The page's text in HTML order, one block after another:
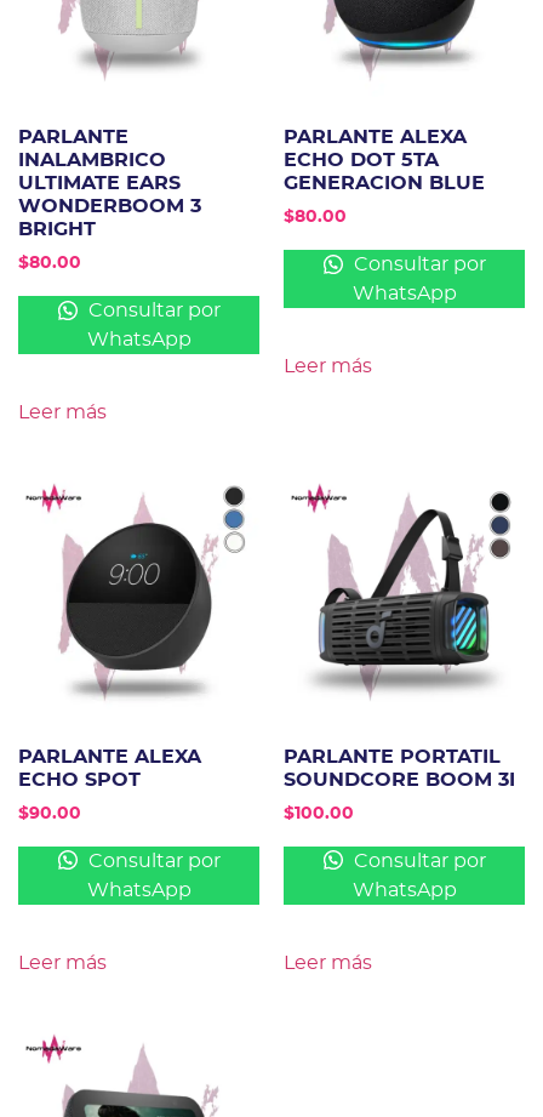
PARLANTE
INALAMBRICO
ULTIMATE EARS
WONDERBOOM 3
BRIGHT
$80.00
Consultar por
WhatsApp
Leer más
PARLANTE ALEXA
ECHO DOT 5TA
GENERACION BLUE
$80.00
Consultar por
WhatsApp
Leer más
PARLANTE ALEXA
ECHO SPOT
$90.00
Consultar por
WhatsApp
Leer más
PARLANTE PORTATIL
SOUNDCORE BOOM 3I
$100.00
Consultar por
WhatsApp
Leer más